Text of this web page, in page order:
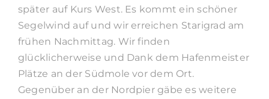
später auf Kurs West. Es kommt ein schöner
Segelwind auf und wir erreichen Starigrad am
frühen Nachmittag. Wir finden
glücklicherweise und Dank dem Hafenmeister
Plätze an der Südmole vor dem Ort.
Gegenüber an der Nordpier gäbe es weitere